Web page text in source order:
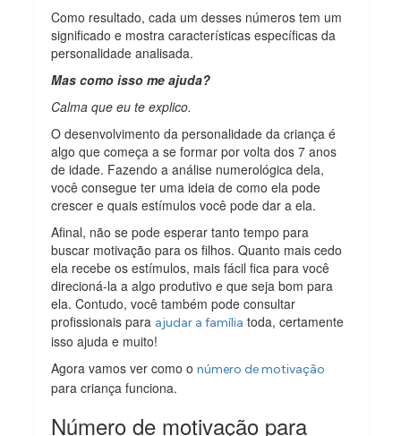
Como resultado, cada um desses números tem um
significado e mostra características específicas da
personalidade analisada.
Mas como isso me ajuda?
Calma que eu te explico.
O desenvolvimento da personalidade da criança é
algo que começa a se formar por volta dos 7 anos
de idade. Fazendo a análise numerológica dela,
você consegue ter uma ideia de como ela pode
crescer e quais estímulos você pode dar a ela.
Afinal, não se pode esperar tanto tempo para
buscar motivação para os filhos. Quanto mais cedo
ela recebe os estímulos, mais fácil fica para você
direcioná-la a algo produtivo e que seja bom para
ela. Contudo, você também pode consultar
profissionais para ajudar a família toda, certamente
isso ajuda e muito!
Agora vamos ver como onúmero de motivação
para criança funciona.
Número de motivação para